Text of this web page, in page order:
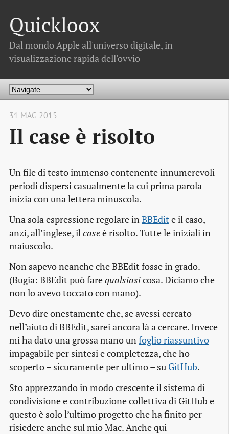
Quickloox
Dal mondo Apple all'universo digitale, in
visualizzazione rapida dell'ovvio
31 MAG 2015
Il case è risolto
Un file di testo immenso contenente innumerevoli
periodi dispersi casualmente la cui prima parola
inizia con una lettera minuscola.
Una sola espressione regolare inBBEdite il caso,
anzi, all’inglese, ilcaseè risolto. Tutte le iniziali in
maiuscolo.
Non sapevo neanche che BBEdit fosse in grado.
(Bugia: BBEdit può farequalsiasicosa. Diciamo che
non lo avevo toccato con mano).
Devo dire onestamente che, se avessi cercato
nell’aiuto di BBEdit, sarei ancora là a cercare. Invece
mi ha dato una grossa mano unfoglio riassuntivo
impagabile per sintesi e completezza, che ho
scoperto – sicuramente per ultimo – su GitHub.
Sto apprezzando in modo crescente il sistema di
condivisione e contribuzione collettiva di GitHub e
questo è solo l’ultimo progetto che ha finito per
risiedere anche sul mio Mac. Anche qui